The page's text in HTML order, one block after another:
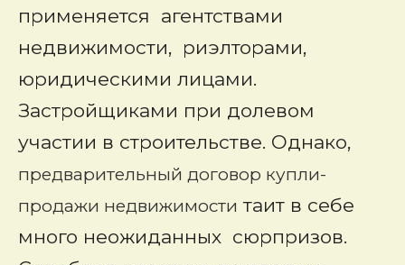
применяется агентствами
недвижимости, риэлторами,
юридическими лицами.
Застройщиками при долевом
участии в строительстве. Однако,
предварительный договор купли-
продажи недвижимости таит в себе
много неожиданных сюрпризов.